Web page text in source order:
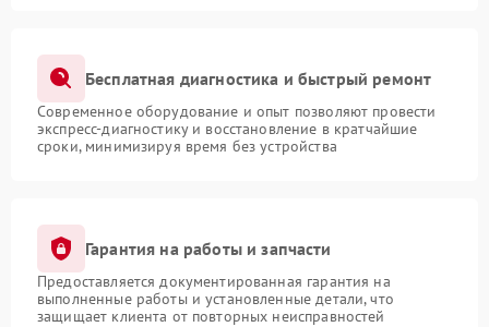
Бесплатная диагностика и быстрый ремонт
Современное оборудование и опыт позволяют провести
экспресс-диагностику и восстановление в кратчайшие
сроки, минимизируя время без устройства
Гарантия на работы и запчасти
Предоставляется документированная гарантия на
выполненные работы и установленные детали, что
защищает клиента от повторных неисправностей